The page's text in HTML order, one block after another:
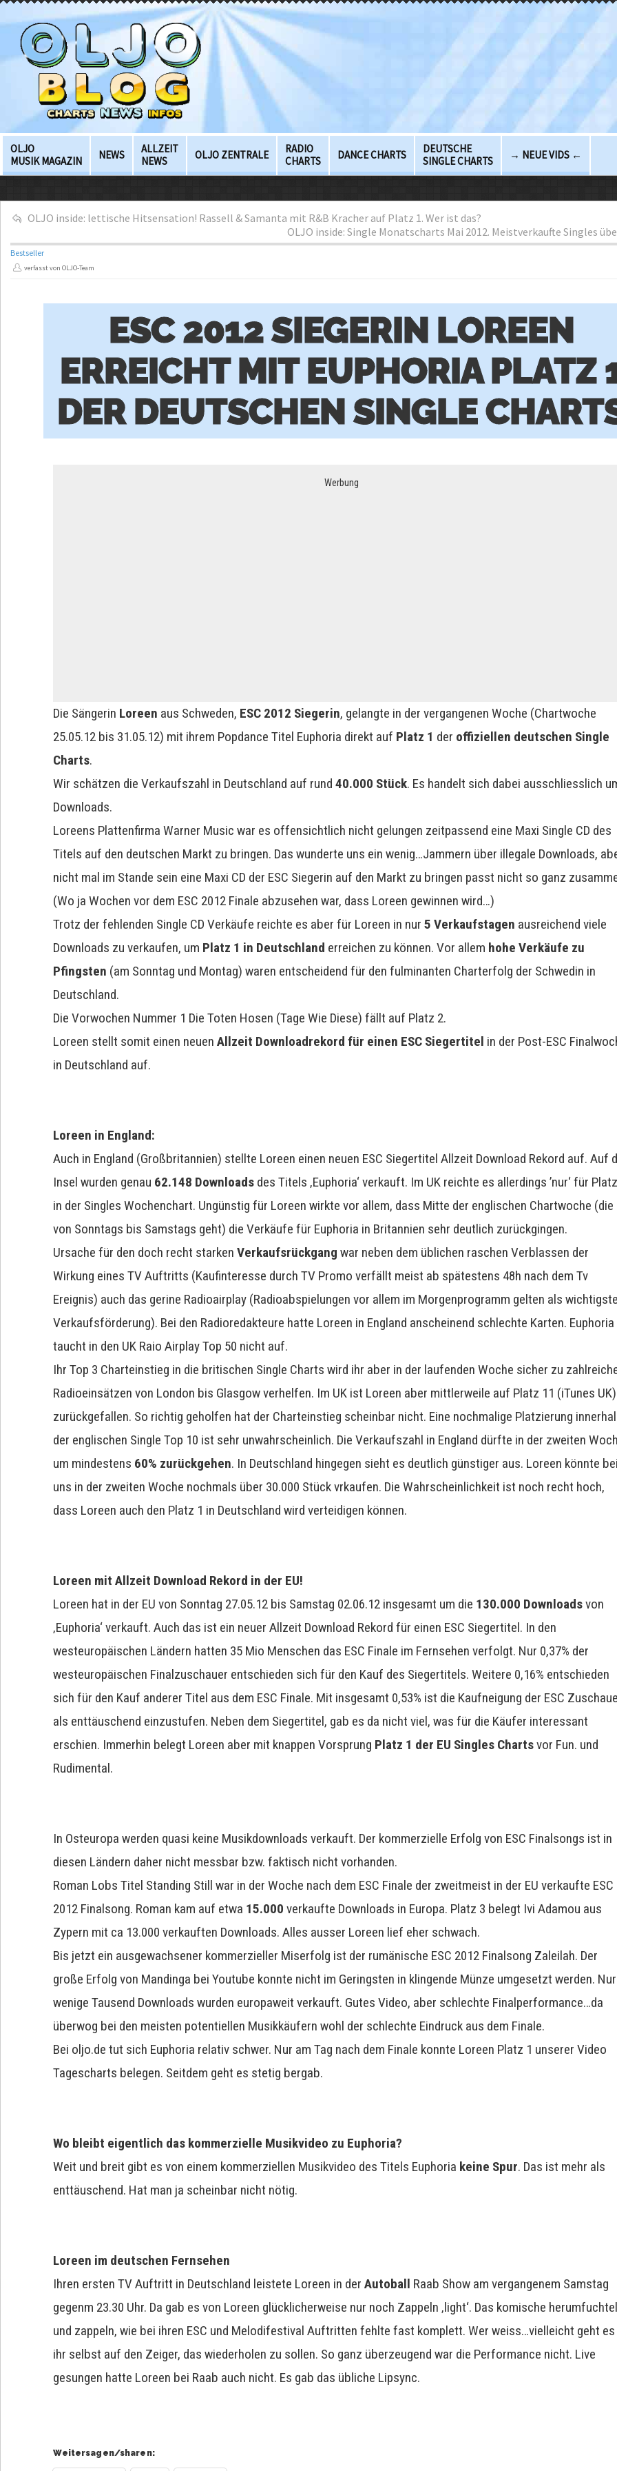
OLJO
MUSIK MAGAZIN
NEWS
ALLZEIT
NEWS
OLJO ZENTRALE
RADIO
CHARTS
DANCE CHARTS
DEUTSCHE
SINGLE CHARTS
→ NEUE VIDS ←
OLJO inside: lettische Hitsensation! Rassell & Samanta mit R&B Kracher auf Platz 1. Wer ist das?
OLJO inside: Single Monatscharts Mai 2012. Meistverkaufte Singles
Bestseller
verfasst von OLJO-Team
ESC 2012 SIEGERIN LOREEN
ERREICHT MIT EUPHORIA PLATZ
DER DEUTSCHEN SINGLE
Werbung
Die Sängerin Loreen aus Schweden, ESC 2012 Siegerin, gelangte in der vergangenen Woche (Chartwoche
25.05.12 bis 31.05.12) mit ihrem Popdance Titel Euphoria direkt auf Platz 1 der offiziellen deutschen Single
Charts.
Wir schätzen die Verkaufszahl in Deutschland auf rund40.000 Stück. Es handelt sich dabei ausschliesslich
Downloads.
Loreens Plattenfirma Warner Music war es offensichtlich nicht gelungen zeitpassend eine Maxi Single CD des
Titels auf den deutschen Markt zu bringen. Das wunderte uns ein wenig…Jammern über illegale Downloads,
nicht mal im Stande sein eine Maxi CD der ESC Siegerin auf den Markt zu bringen passt nicht so ganz
(Wo ja Wochen vor dem ESC 2012 Finale abzusehen war, dass Loreen gewinnen wird…)
Trotz der fehlenden Single CD Verkäufe reichte es aber für Loreen in nur5 Verkaufstagen ausreichend viele
Downloads zu verkaufen, um Platz 1 in Deutschland erreichen zu können. Vor allem hohe Verkäufe zu
Pfingsten (am Sonntag und Montag) waren entscheidend für den fulminanten Charterfolg der Schwedin in
Deutschland.
Die Vorwochen Nummer 1 Die Toten Hosen (Tage Wie Diese) fällt auf Platz 2.
Loreen stellt somit einen neuenAllzeit Downloadrekord für einen ESC Siegertitel in der Post-ESC
in Deutschland auf.
Loreen in England:
Auch in England (Großbritannien) stellte Loreen einen neuen ESC Siegertitel Allzeit Download Rekord auf. Auf
Insel wurden genau 62.148 Downloads des Titels ‚Euphoria‘ verkauft. Im UK reichte es allerdings ’nur‘ für
in der Singles Wochenchart. Ungünstig für Loreen wirkte vor allem, dass Mitte der englischen Chartwoche (die
von Sonntags bis Samstags geht) die Verkäufe für Euphoria in Britannien sehr deutlich zurückgingen.
Ursache für den doch recht starkenVerkaufsrückgang war neben dem üblichen raschen Verblassen der
Wirkung eines TV Auftritts (Kaufinteresse durch TV Promo verfällt meist ab spätestens 48h nach dem Tv
Ereignis) auch das gerine Radioairplay (Radioabspielungen vor allem im Morgenprogramm gelten als
Verkaufsförderung). Bei den Radioredakteure hatte Loreen in England anscheinend schlechte Karten. Euphoria
taucht in den UK Raio Airplay Top 50 nicht auf.
Ihr Top 3 Charteinstieg in die britischen Single Charts wird ihr aber in der laufenden Woche sicher zu
Radioeinsätzen von London bis Glasgow verhelfen. Im UK ist Loreen aber mittlerweile auf Platz 11 (iTunes UK)
zurückgefallen. So richtig geholfen hat der Charteinstieg scheinbar nicht. Eine nochmalige Platzierung
der englischen Single Top 10 ist sehr unwahrscheinlich. Die Verkaufszahl in England dürfte in der zweiten
um mindestens 60% zurückgehen. In Deutschland hingegen sieht es deutlich günstiger aus. Loreen könnte
uns in der zweiten Woche nochmals über 30.000 Stück vrkaufen. Die Wahrscheinlichkeit ist noch recht hoch,
dass Loreen auch den Platz 1 in Deutschland wird verteidigen können.
Loreen mit Allzeit Download Rekord in der EU!
Loreen hat in der EU von Sonntag 27.05.12 bis Samstag 02.06.12 insgesamt um die 130.000 Downloadsvon
‚Euphoria‘ verkauft. Auch das ist ein neuer Allzeit Download Rekord für einen ESC Siegertitel. In den
westeuropäischen Ländern hatten 35 Mio Menschen das ESC Finale im Fernsehen verfolgt. Nur 0,37% der
westeuropäischen Finalzuschauer entschieden sich für den Kauf des Siegertitels. Weitere 0,16% entschieden
sich für den Kauf anderer Titel aus dem ESC Finale. Mit insgesamt 0,53% ist die Kaufneigung der ESC
als enttäuschend einzustufen. Neben dem Siegertitel, gab es da nicht viel, was für die Käufer interessant
erschien. Immerhin belegt Loreen aber mit knappen Vorsprung Platz 1 der EU Singles Chartsvor Fun. und
Rudimental.
In Osteuropa werden quasi keine Musikdownloads verkauft. Der kommerzielle Erfolg von ESC Finalsongs ist in
diesen Ländern daher nicht messbar bzw. faktisch nicht vorhanden.
Roman Lobs Titel Standing Still war in der Woche nach dem ESC Finale der zweitmeist in der EU verkaufte ESC
2012 Finalsong. Roman kam auf etwa 15.000 verkaufte Downloads in Europa. Platz 3 belegt Ivi Adamou aus
Zypern mit ca 13.000 verkauften Downloads. Alles ausser Loreen lief eher schwach.
Bis jetzt ein ausgewachsener kommerzieller Miserfolg ist der rumänische ESC 2012 Finalsong Zaleilah. Der
große Erfolg von Mandinga bei Youtube konnte nicht im Geringsten in klingende Münze umgesetzt werden. Nur
wenige Tausend Downloads wurden europaweit verkauft. Gutes Video, aber schlechte Finalperformance…da
überwog bei den meisten potentiellen Musikkäufern wohl der schlechte Eindruck aus dem Finale.
Bei oljo.de tut sich Euphoria relativ schwer. Nur am Tag nach dem Finale konnte Loreen Platz 1 unserer Video
Tagescharts belegen. Seitdem geht es stetig bergab.
Wo bleibt eigentlich das kommerzielle Musikvideo zu Euphoria?
Weit und breit gibt es von einem kommerziellen Musikvideo des Titels Euphoria keine Spur. Das ist mehr als
enttäuschend. Hat man ja scheinbar nicht nötig.
Loreen im deutschen Fernsehen
Ihren ersten TV Auftritt in Deutschland leistete Loreen in derAutoball Raab Show am vergangenem Samstag
gegenm 23.30 Uhr. Da gab es von Loreen glücklicherweise nur noch Zappeln ‚light‘. Das komische
und zappeln, wie bei ihren ESC und Melodifestival Auftritten fehlte fast komplett. Wer weiss…vielleicht geht es
ihr selbst auf den Zeiger, das wiederholen zu sollen. So ganz überzeugend war die Performance nicht. Live
gesungen hatte Loreen bei Raab auch nicht. Es gab das übliche Lipsync.
Weitersagen/sharen: